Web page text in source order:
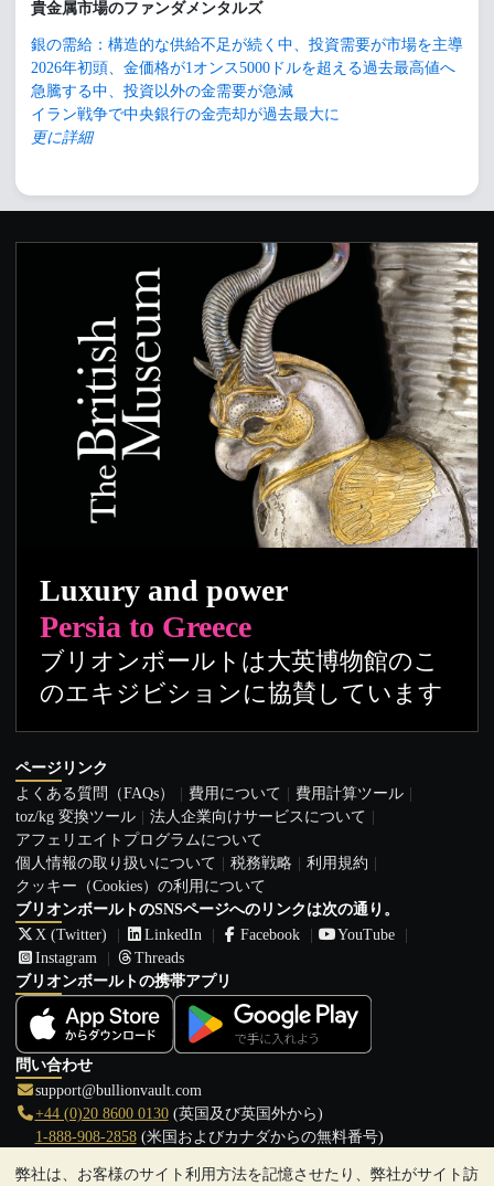
弊社は、お客様のサイト利用方法を記憶させたり、弊社がサイト訪
貴金属市場のファンダメンタルズ
銀の需給：構造的な供給不足が続く中、投資需要が市場を主導
2026年初頭、金価格が1オンス5000ドルを超える過去最高値へ
急騰する中、投資以外の金需要が急減
イラン戦争で中央銀行の金売却が過去最大に
更に詳細
Luxury and power
Persia to Greece
ブリオンボールトは大英博物館のこ
のエキジビションに協賛しています
ページリンク
よくある質問（FAQs）
費用について
費用計算ツール
toz/kg 変換ツール
法人企業向けサービスについて
アフェリエイトプログラムについて
個人情報の取り扱いについて
税務戦略
利用規約
クッキー（Cookies）の利用について
ブリオンボールトのSNSページへのリンクは次の通り。
X (Twitter)
LinkedIn Facebook
YouTube
Instagram
Threads
ブリオンボールトの携帯アプリ
問い合わせ
support@bullionvault.com
+44 (0)20 8600 0130(英国及び英国外から)
1-888-908-2858(米国およびカナダからの無料番号)